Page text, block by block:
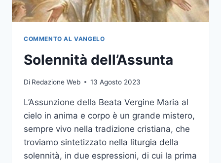
COMMENTO AL VANGELO
Solennità dell’Assunta
Di Redazione Web 13 Agosto 2023
L’Assunzione della Beata Vergine Maria al
cielo in anima e corpo è un grande mistero,
sempre vivo nella tradizione cristiana, che
troviamo sintetizzato nella liturgia della
solennità, in due espressioni, di cui la prima